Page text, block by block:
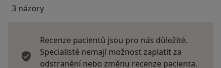
3 názory
Recenze pacientů jsou pro nás důležité.
Specialisté nemají možnost zaplatit za
odstranění nebo změnu recenze pacienta.